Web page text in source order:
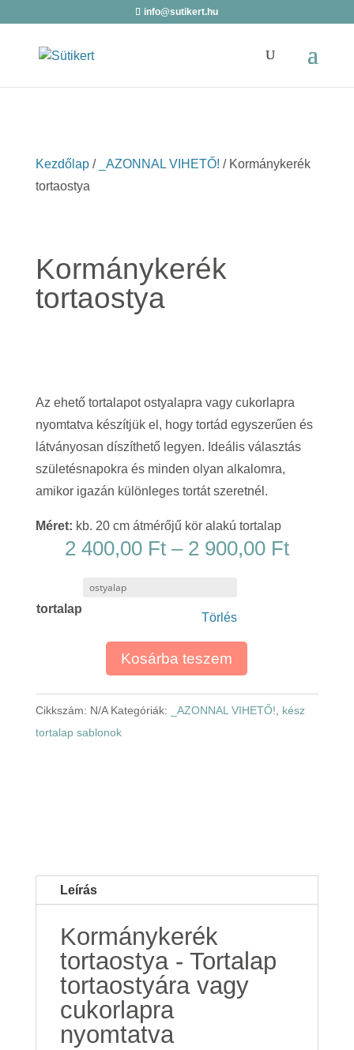
info@sutikert.hu
Kezdőlap/ _AZONNAL VIHETŐ! / Kormánykerék
tortaostya
Kormánykerék
tortaostya
Az ehető tortalapot ostyalapra vagy cukorlapra
nyomtatva készítjük el, hogy tortád egyszerűen és
látványosan díszíthető legyen. Ideális választás
születésnapokra és minden olyan alkalomra,
amikor igazán különleges tortát szeretnél.
Méret: kb. 20 cm átmérőjű kör alakú tortalap
2 400,00 Ft – 2 900,00 Ft
tortalap
Törlés
Kosárba teszem
Cikkszám: N/A Kategóriák: _AZONNAL VIHETŐ!, kész
tortalap sablonok
Leírás
Kormánykerék
tortaostya - Tortalap
tortaostyára vagy
cukorlapra
nyomtatva